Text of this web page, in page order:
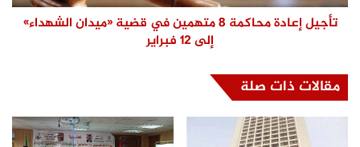
تأجيل إعادة محاكمة 8 متهمين في قضية «ميدان الشهداء»
إلى 12 فبراير
مقالات ذات صلة